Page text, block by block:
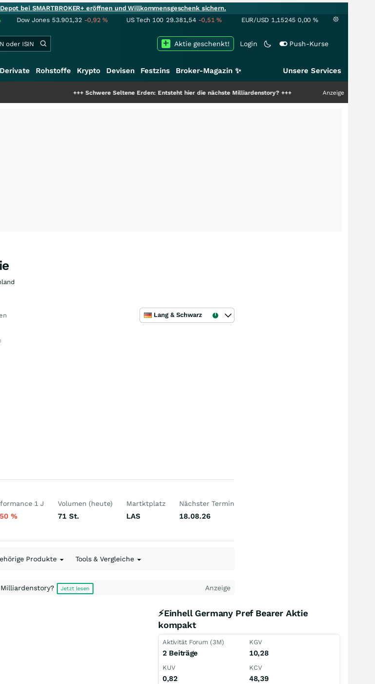
bei SMARTBROKER+ eröffnen und Willkommensgeschenk sichern.
Dow Jones 53.901,32 -0,92% US Tech 100 29.381,54 -0,51% EUR/USD 1,15245 0,00 %
Login Push-Kurse
Aktie geschenkt!
Derivate Rohstoffe Krypto Devisen Festzins Broker-Magazin ✨ Unsere Services
Schwere Seltene Erden: Entsteht hier die nächste Milliardenstory?+++ Anzeige
Lang & Schwarz
1 J
%
Volumen (heute)
71 St.
Martktplatz
LAS
Nächster Termin
18.08.26
Produkte Tools & Vergleiche
Jetzt lesen Anzeige
⚡Einhell Germany Pref Bearer Aktie
kompakt
Aktivität Forum (3M)
2 Beiträge
KGV
10,28
KUV
0,82
KCV
48,39